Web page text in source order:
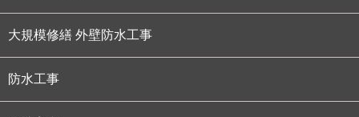
大規模修繕 外壁防水工事
防水工事